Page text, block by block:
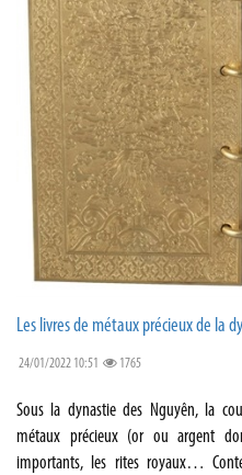
Les livres de métaux précieux de la
24/01/2022 10:51 1765
Sous la dynastie des Nguyên, la
métaux précieux (or ou argent
importants, les rites royaux…